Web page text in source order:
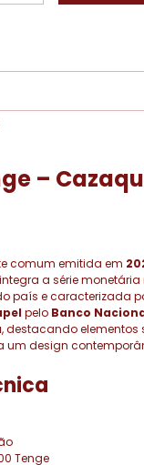
–
comum emitida em
a série
país e caracterizada
pelo Banco
, destacando
um design
Tenge